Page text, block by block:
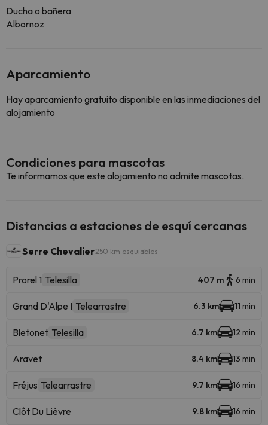
Ducha o bañera
Albornoz
Aparcamiento
Hay aparcamiento gratuito disponible en las inmediaciones del
alojamiento
Condiciones para mascotas
Te informamos que este alojamiento no admite mascotas.
Distancias a estaciones de esquí cercanas
Serre Chevalier250 km esquiables
Prorel 1 Telesilla 407 m 6 min
Grand D'Alpe I Telearrastre 6.3 km 11 min
Bletonet Telesilla 6.7 km 12 min
Aravet 8.4 km 13 min
Fréjus Telearrastre 9.7 km 16 min
Clôt Du Lièvre 9.8 km 16 min